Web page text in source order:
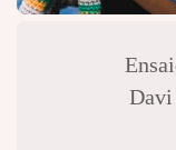
Davi